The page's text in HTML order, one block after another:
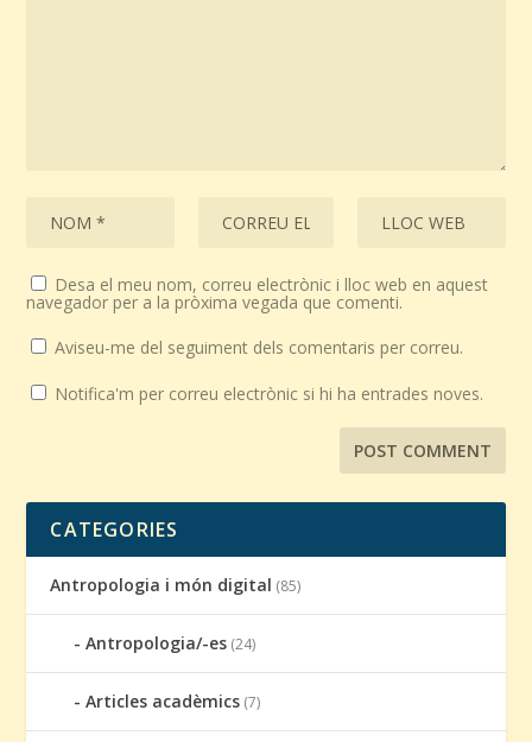
Desa el meu nom, correu electrònic i lloc web en aquest
navegador per a la pròxima vegada que comenti.
Aviseu-me del seguiment dels comentaris per correu.
Notifica'm per correu electrònic si hi ha entrades noves.
CATEGORIES
Antropologia i món digital (85)
Antropologia/-es (24)
Articles acadèmics (7)